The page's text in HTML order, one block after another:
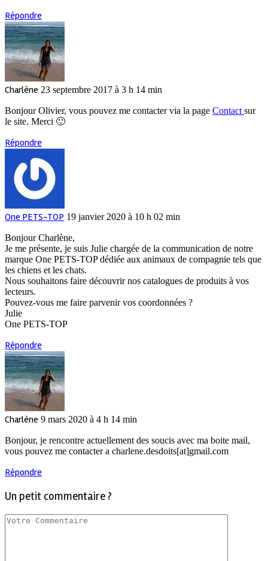
Répondre
Charlène 23 septembre 2017 à 3 h 14 min
Bonjour Olivier, vous pouvez me contacter via la page Contact sur
le site. Merci 🙂
Répondre
One PETS-TOP 19 janvier 2020 à 10 h 02 min
Bonjour Charlène,
Je me présente, je suis Julie chargée de la communication de notre
marque One PETS-TOP dédiée aux animaux de compagnie tels que
les chiens et les chats.
Nous souhaitons faire découvrir nos catalogues de produits à vos
lecteurs.
Pouvez-vous me faire parvenir vos coordonnées ?
Julie
One PETS-TOP
Répondre
Charlène 9 mars 2020 à 4 h 14 min
Bonjour, je rencontre actuellement des soucis avec ma boite mail,
vous pouvez me contacter a charlene.desdoits[at]gmail.com
Répondre
Un petit commentaire ?